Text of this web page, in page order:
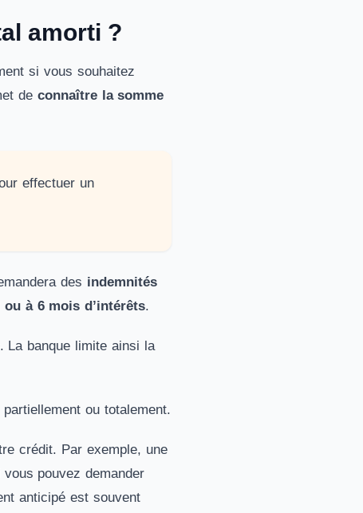
amorti ?
si vous souhaitez
de connaître la somme
effectuer un
des indemnités
ou à 6 mois d’intérêts.
La banque limite ainsi la
ou totalement.
crédit. Par exemple, une
vous pouvez demander
anticipé est souvent